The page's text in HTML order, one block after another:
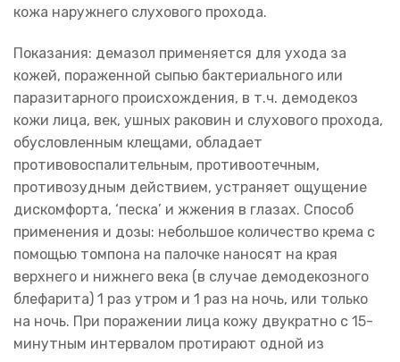
кожа наружнего слухового прохода.
Показания: демазол применяется для ухода за
кожей, пораженной сыпью бактериального или
паразитарного происхождения, в т.ч. демодекоз
кожи лица, век, ушных раковин и слухового прохода,
обусловленным клещами, обладает
противовоспалительным, противоотечным,
противозудным действием, устраняет ощущение
дискомфорта, ‘песка’ и жжения в глазах. Способ
применения и дозы: небольшое количество крема с
помощью томпона на палочке наносят на края
верхнего и нижнего века (в случае демодекозного
блефарита) 1 раз утром и 1 раз на ночь, или только
на ночь. При поражении лица кожу двукратно с 15-
минутным интервалом протирают одной из